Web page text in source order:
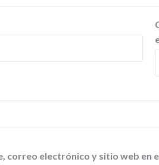
correo electrónico y sitio web en